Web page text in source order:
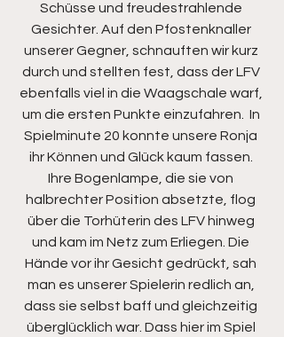
Schüsse und freudestrahlende
Gesichter. Auf den Pfostenknaller
unserer Gegner, schnauften wir kurz
durch und stellten fest, dass der LFV
ebenfalls viel in die Waagschale warf,
um die ersten Punkte einzufahren.  In
Spielminute 20 konnte unsere Ronja
ihr Können und Glück kaum fassen.
Ihre Bogenlampe, die sie von
halbrechter Position absetzte, flog
über die Torhüterin des LFV hinweg
und kam im Netz zum Erliegen. Die
Hände vor ihr Gesicht gedrückt, sah
man es unserer Spielerin redlich an,
dass sie selbst baff und gleichzeitig
überglücklich war. Dass hier im Spiel